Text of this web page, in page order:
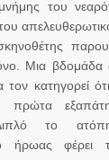
του
Μια βδομάδα
τον κατηγορεί
πρώτα
το
ήρωας φέρει